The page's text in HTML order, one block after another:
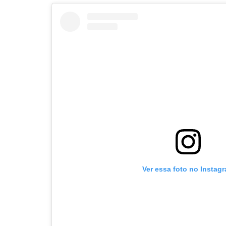
Ver essa foto no